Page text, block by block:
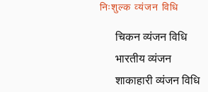
निःशुल्क व्यंजन विधि
चिकन व्यंजन विधि
भारतीय व्यंजन
शाकाहारी व्यंजन विधि